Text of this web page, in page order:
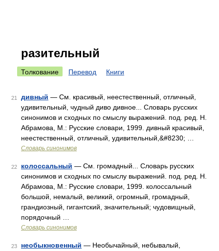
разительный
Толкование Перевод Книги
21 дивный — См. красивый, неестественный, отличный,
удивительный, чудный диво дивное... Словарь русских
синонимов и сходных по смыслу выражений. под. ред. Н.
Абрамова, М.: Русские словари, 1999. дивный красивый,
неестественный, отличный, удивительный,&#8230; …
Словарь синонимов
22 колоссальный — См. громадный... Словарь русских
синонимов и сходных по смыслу выражений. под. ред. Н.
Абрамова, М.: Русские словари, 1999. колоссальный
большой, немалый, великий, огромный, громадный,
грандиозный, гигантский, значительный; чудовищный,
порядочный …
Словарь синонимов
23 необыкновенный — Необычайный, небывалый,